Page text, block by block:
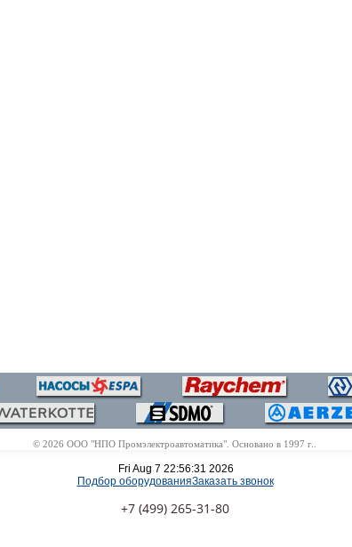
© 2026 ООО "НПО Промэлектроавтоматика". Основано в 1997 г..
Fri Aug 7 22:56:31 2026
Подбор оборудованияЗаказать звонок
+7 (499) 265-31-80